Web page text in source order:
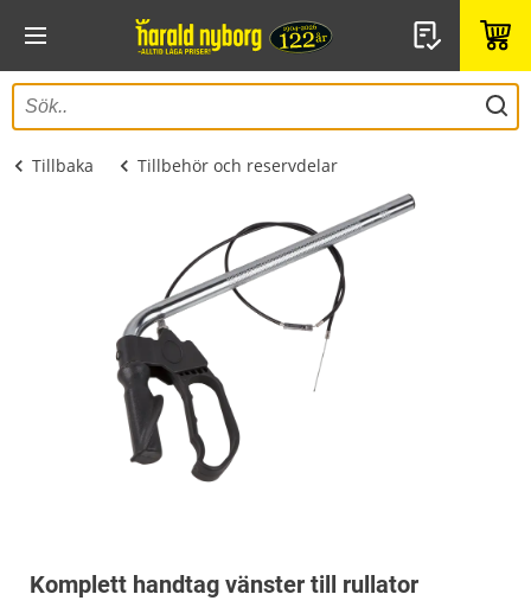
Tillbaka Tillbehör och reservdelar
Komplett handtag vänster till rullator